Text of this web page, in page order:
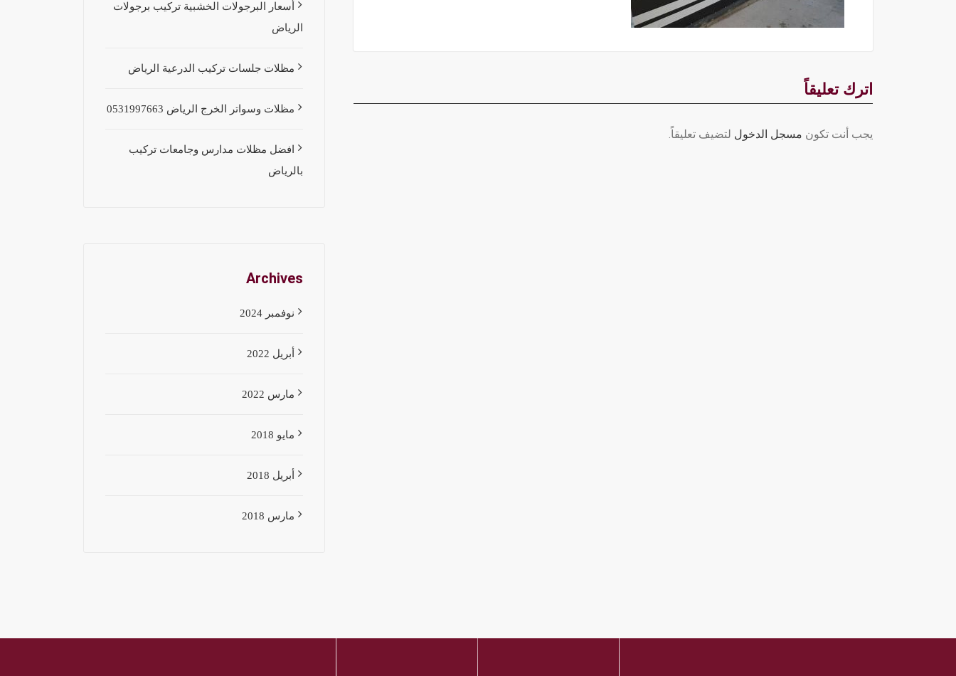
اترك تعليقاً
يجب أنت تكون مسجل الدخول لتضيف تعليقاً.
أسعار البرجولات الخشبية تركيب برجولات
الرياض
مظلات جلسات تركيب الدرعية الرياض
مظلات وسواتر الخرج الرياض 0531997663
افضل مظلات مدارس وجامعات تركيب
بالرياض
Archives
نوفمبر 2024
أبريل 2022
مارس 2022
مايو 2018
أبريل 2018
مارس 2018